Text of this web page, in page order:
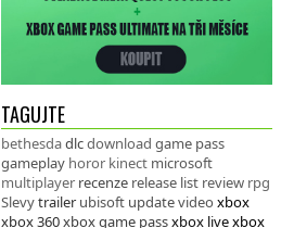
TAGUJTE
bethesdadlcdownload game pass
gameplay horor kinect microsoft
multiplayer recenze release list review rpg
Slevytrailer ubisoft updatevideo xbox
xbox 360xbox game passxbox livexbox